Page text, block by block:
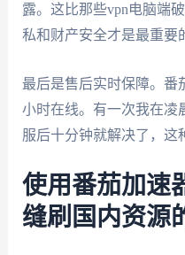
露。这比那些vpn电脑端
私和财产安全才是最重要
最后是售后实时保障。番
小时在线。有一次我在凌
服后十分钟就解决了，这
使用番茄加速
缝刷国内资源